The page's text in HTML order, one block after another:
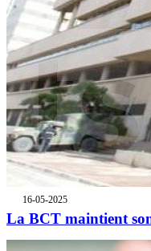
16-05-2025
La BCT maintient